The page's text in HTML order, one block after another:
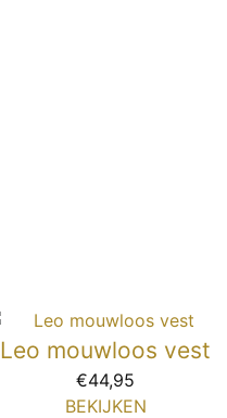
Leo mouwloos vest
€44,95
BEKIJKEN